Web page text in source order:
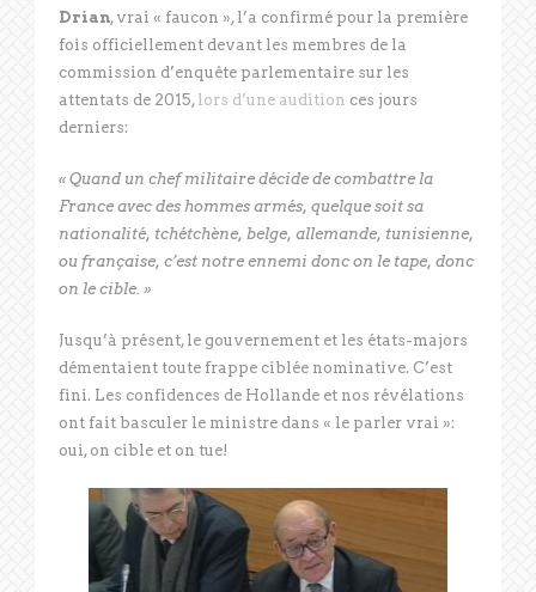
Drian, vrai « faucon », l’a confirmé pour la première
fois officiellement devant les membres de la
commission d’enquête parlementaire sur les
attentats de 2015, lors d’une audition ces jours
derniers:
« Quand un chef militaire décide de combattre la
France avec des hommes armés, quelque soit sa
nationalité, tchétchène, belge, allemande, tunisienne,
ou française, c’est notre ennemi donc on le tape, donc
on le cible. »
Jusqu’à présent, le gouvernement et les états-majors
démentaient toute frappe ciblée nominative. C’est
fini. Les confidences de Hollande et nos révélations
ont fait basculer le ministre dans « le parler vrai »:
oui, on cible et on tue!